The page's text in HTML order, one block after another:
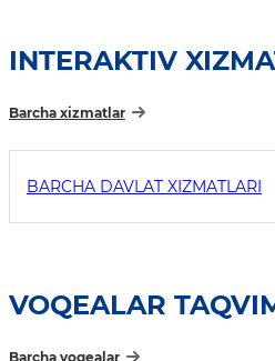
INTERAKTIV
Barcha xizmatlar
BARCHA DAVLAT XIZMATLARI
VOQEALAR
Barcha voqealar